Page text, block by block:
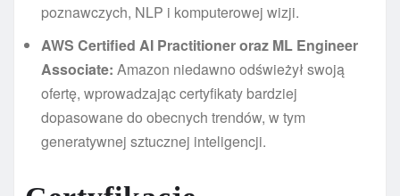
poznawczych, NLP i komputerowej wizji.
AWS Certified AI Practitioner oraz ML Engineer
Associate: Amazon niedawno odświeżył swoją
ofertę, wprowadzając certyfikaty bardziej
dopasowane do obecnych trendów, w tym
generatywnej sztucznej inteligencji.